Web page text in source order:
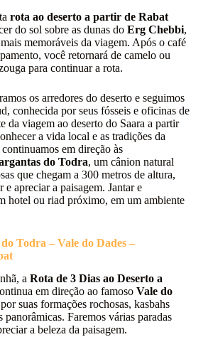
rota ao deserto a partir de Rabat
do sol sobre as dunas do Erg Chebbi,
memoráveis da viagem. Após o café
você retornará de camelo ou
para continuar a rota.
os arredores do deserto e seguimos
conhecida por seus fósseis e oficinas de
da viagem ao deserto do Saara a partir
a vida local e as tradições da
em direção às
do Todra, um cânion natural
que chegam a 300 metros de altura,
e apreciar a paisagem. Jantar e
hotel ou riad próximo, em um ambiente
Todra – Vale do Dades –
a Rota de 3 Dias ao Deserto a
em direção ao famoso Vale do
suas formações rochosas, kasbahs
panorâmicas. Faremos várias paradas
a beleza da paisagem.